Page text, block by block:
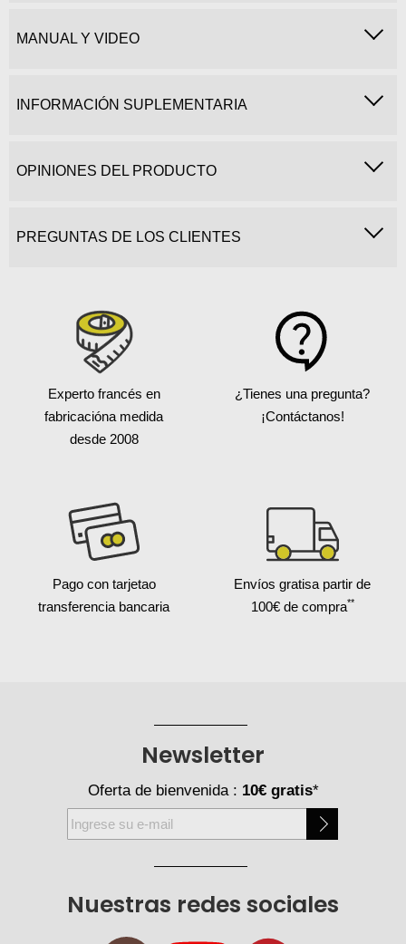
MANUAL Y VIDEO
INFORMACIÓN SUPLEMENTARIA
OPINIONES DEL PRODUCTO
PREGUNTAS DE LOS CLIENTES
Experto francés en
fabricacióna medida
desde 2008
¿Tienes una pregunta?
¡Contáctanos!
Pago con tarjetao
transferencia bancaria
Envíos gratisa partir de
100€ de compra**
Nuestras redes sociales
Newsletter
Oferta de bienvenida : 10€ gratis*
Inscríbase
a
de